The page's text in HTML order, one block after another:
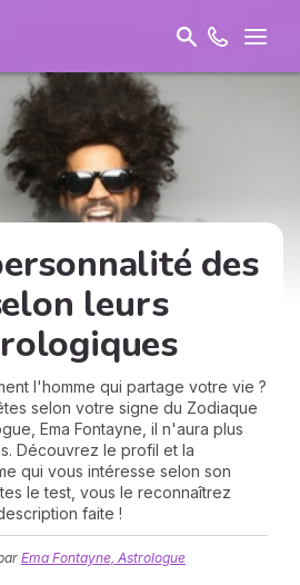
des
leurs
l'homme qui partage votre vie ?
selon votre signe du Zodiaque
Ema Fontayne, il n'aura plus
Découvrez le profil et la
qui vous intéresse selon son
le test, vous le reconnaîtrez
faite !
Ema Fontayne, Astrologue